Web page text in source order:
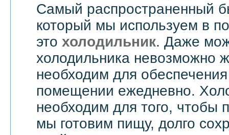
Самый распространенный
который мы используем в
это холодильник. Даже
холодильника невозможно
необходим для
помещении ежедневно.
необходим для того, чтобы
мы готовим пищу, долго